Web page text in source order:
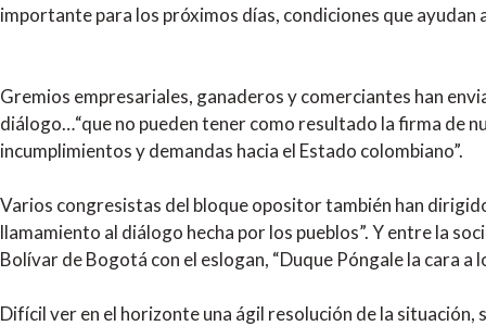
importante para los próximos días, condiciones que
Gremios empresariales, ganaderos y comerciantes han
diálogo…“que no pueden tener como resultado la firma de
incumplimientos y demandas hacia el Estado colombiano”.
Varios congresistas del bloque opositor también han
llamamiento al diálogo hecha por los pueblos”. Y entre la
Bolívar de Bogotá con el eslogan, “Duque Póngale la cara a
Difícil ver en el horizonte una ágil resolución de la